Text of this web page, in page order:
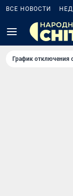
ВСЕ НОВОСТИ
График отключения